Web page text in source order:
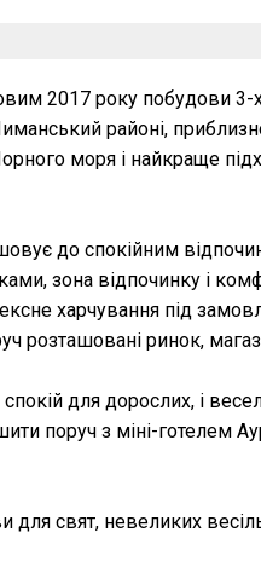
2017 року побудови 3-
районі,
моря і найкраще
до спокійним
зона відпочинку і
харчування під
розташовані ринок,
для дорослих, і
поруч з міні-готелем
для свят, невеликих